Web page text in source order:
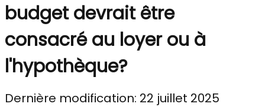
budget devrait être
consacré au loyer ou à
l'hypothèque?
Dernière modification: 22 juillet 2025